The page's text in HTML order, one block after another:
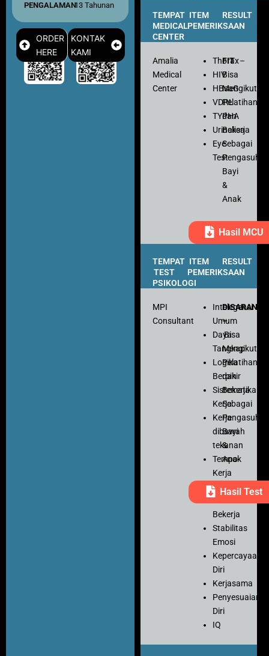
PENGALAMAN: 13 Tahunan
ORDER
HERE
KONTAK
KAMI
TEMPAT
MEDICAL
CENTER
ITEM
PEMERIKSAAN
RESULT
Amalia
Medical
Center
Thorax
HIV
HBsaG
VDRL
TYPHA
Urinalisa
Eye
Test
FIT–
Bisa
Mengikuti
Pelatihan
dan
Bekerja
Sebagai
Pengasuh
Bayi
&
Anak
Hasil MCU
TEMPAT
TEST
PSIKOLOGI
ITEM
PEMERIKSAAN
RESULT
MPI
Consultant
Intelegensi
Umum
Daya
Tangkap
Logika
Berpikir
Sistematika
Kerja
Kerja
dibawah
tekanan
Tempo
Kerja
Ketelitian
Motivasi
Bekerja
Stabilitas
Emosi
Kepercayaan
Diri
Kerjasama
Penyesuaian
Diri
IQ
–
Bisa
Mengikuti
Pelatihan
dan
Bekerja
Sebagai
Pengasuh
Bayi
&
Anak
Hasil Test